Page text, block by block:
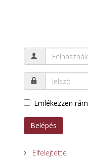
Emlékezzen rám
Belépés
Elfelejtette